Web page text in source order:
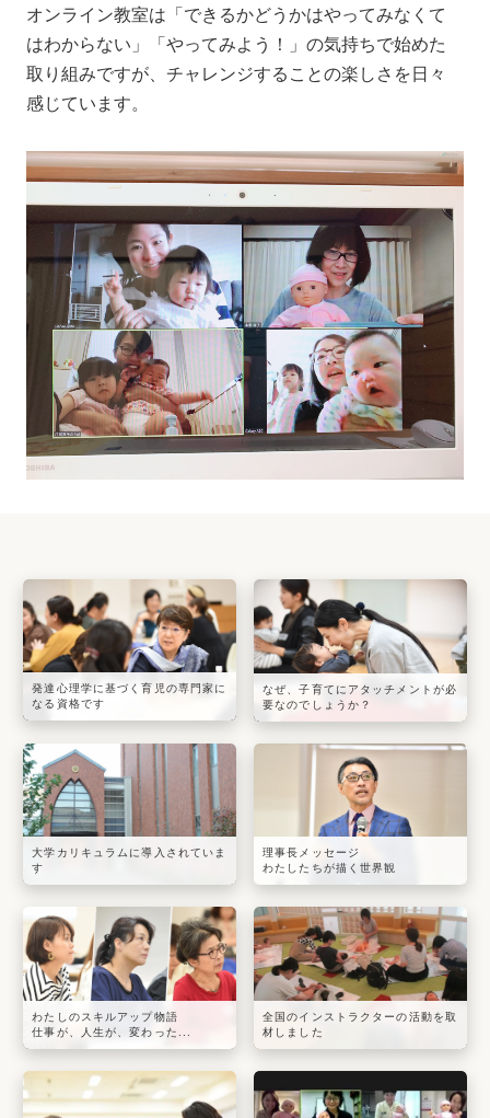
オンライン教室は「できるかどうかはやってみなくて
はわからない」「やってみよう！」の気持ちで始めた
取り組みですが、チャレンジすることの楽しさを日々
感じています。
発達心理学に基づく育児の専門家に
なる資格です
なぜ、子育てにアタッチメントが必
要なのでしょうか？
大学カリキュラムに導入されていま
す
理事長メッセージ
わたしたちが描く世界観
わたしのスキルアップ物語
仕事が、人生が、変わった...
全国のインストラクターの活動を取
材しました